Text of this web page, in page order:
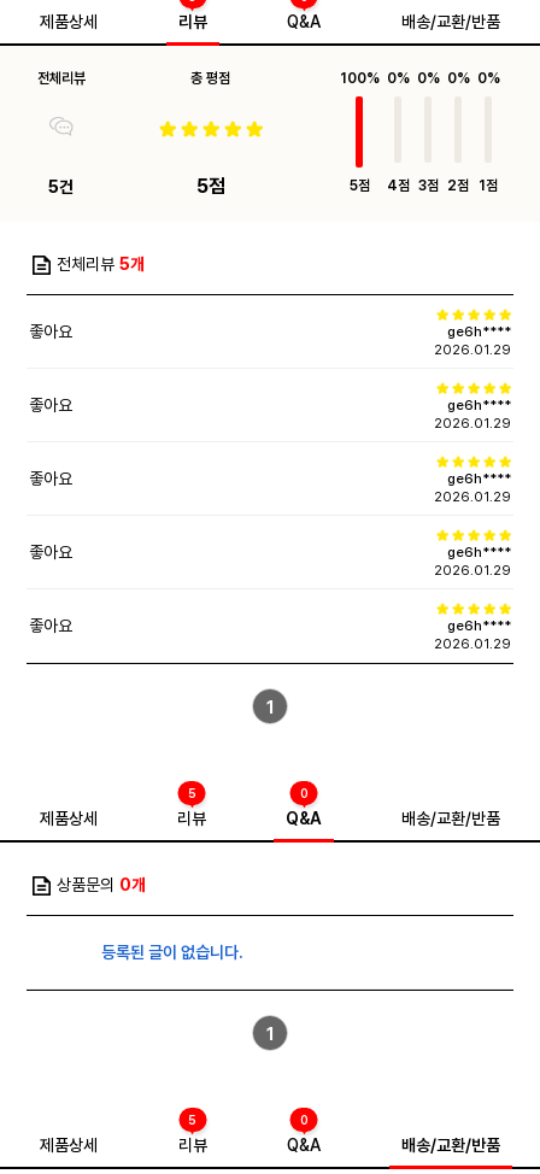
제품상세 리뷰 Q&A 배송/교환/반품
전체리뷰
5건
총 평점
5점
100%
5점
0%
4점
0%
3점
0%
2점
0%
1점
전체리뷰5개
좋아요
ge6h****
2026.01.29
좋아요
ge6h****
2026.01.29
좋아요
ge6h****
2026.01.29
좋아요
ge6h****
2026.01.29
좋아요
ge6h****
2026.01.29
1
제품상세 리뷰
5
Q&A
0
배송/교환/반품
상품문의 0개
등록된 글이 없습니다.
1
제품상세 리뷰
5
Q&A
0
배송/교환/반품